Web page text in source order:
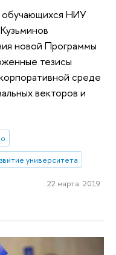
обучающихся НИУ
новой Программы
тезисы
среде
векторов и
университета
22 марта 2019